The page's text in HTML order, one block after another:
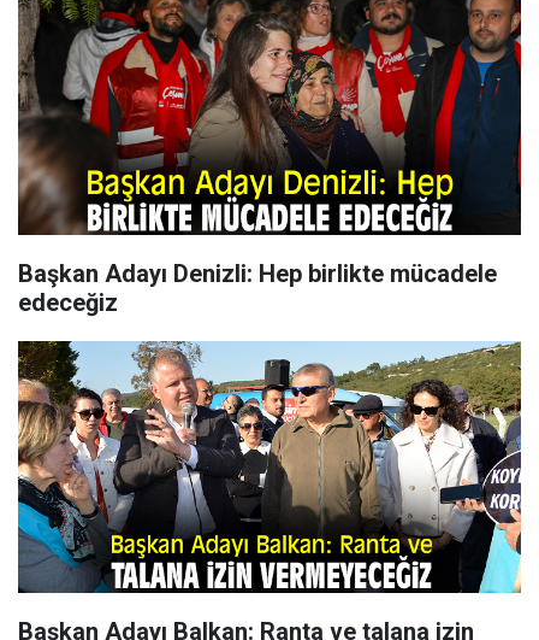
Başkan Adayı Denizli: Hep birlikte mücadele
edeceğiz
Başkan Adayı Balkan: Ranta ve talana izin